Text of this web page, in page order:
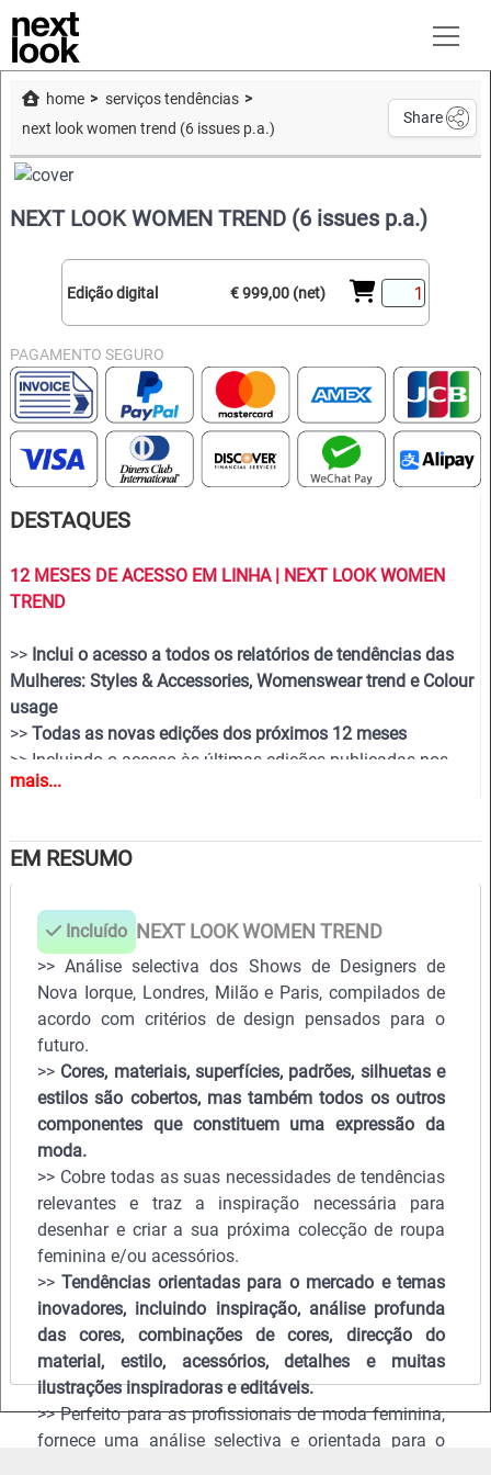
home
serviços tendências
next look women trend (6 issues p.a.)
Share
NEXT LOOK WOMEN TREND (6 issues p.a.)
Edição digital € 999,00 (net)
PAGAMENTO SEGURO
DESTAQUES
12 MESES DE ACESSO EM LINHA | NEXT LOOK WOMEN
TREND
>> Inclui o acesso a todos os relatórios de tendências das
Mulheres: Styles & Accessories, Womenswear trend e Colour
usage
>> Todas as novas edições dos próximos 12 meses
>> Incluindo o acesso às últimas edições publicadas nos
últimos 24 meses!
obras de arte CAD vectoriais editáveis à sua escolha
>> Ver todos os relatórios durante os 12 meses de adesão
mais...
EM RESUMO
Incluído NEXT LOOK WOMEN TREND
>> Análise selectiva dos Shows de Designers de
Nova Iorque, Londres, Milão e Paris, compilados de
acordo com critérios de design pensados para o
futuro.
>> Cores, materiais, superfícies, padrões, silhuetas e
estilos são cobertos, mas também todos os outros
componentes que constituem uma expressão da
moda.
>> Cobre todas as suas necessidades de tendências
relevantes e traz a inspiração necessária para
desenhar e criar a sua próxima colecção de roupa
feminina e/ou acessórios.
>> Tendências orientadas para o mercado e temas
inovadores, incluindo inspiração, análise profunda
das cores, combinações de cores, direcção do
material, estilo, acessórios, detalhes e muitas
ilustrações inspiradoras e editáveis.
>> Perfeito para as profissionais de moda feminina,
fornece uma análise selectiva e orientada para o